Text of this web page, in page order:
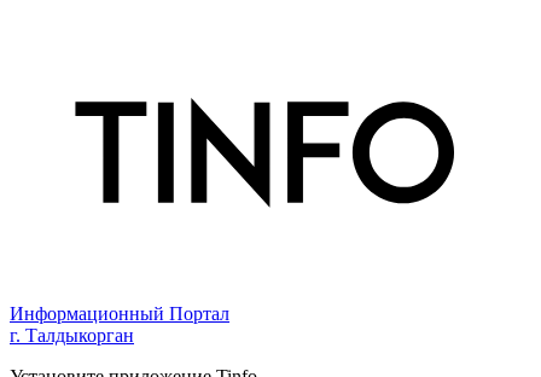
Информационный Портал
г. Талдыкорган